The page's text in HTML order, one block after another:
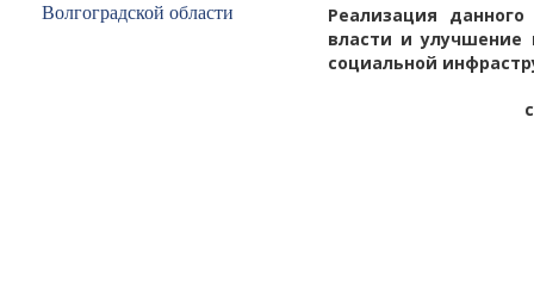
Волгоградской области
Реализация
власти и улучшение
социальной